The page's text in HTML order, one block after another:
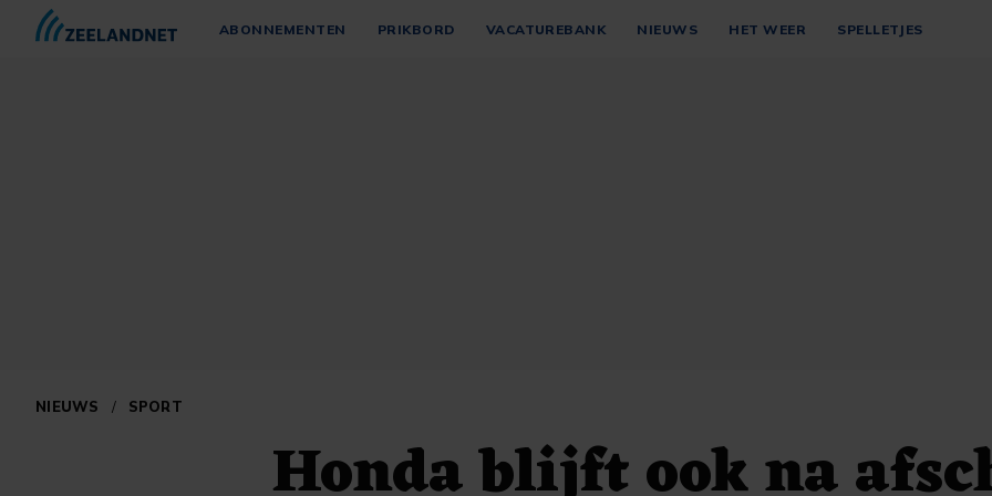
ABONNEMENTEN PRIKBORD VACATUREBANK NIEUWS HET WEER SPELLETJES
NIEUWS / SPORT